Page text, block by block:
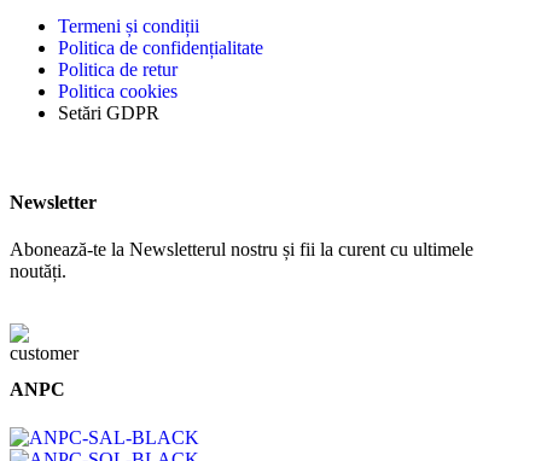
Termeni și condiții
Politica de confidențialitate
Politica de retur
Politica cookies
Setări GDPR
Newsletter
Abonează-te la Newsletterul nostru și fii la curent cu ultimele
noutăți.
ANPC